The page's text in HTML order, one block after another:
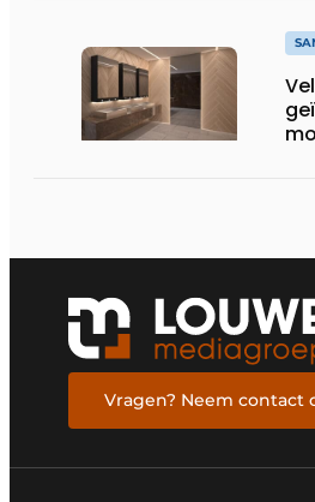
Vragen? Neem contact